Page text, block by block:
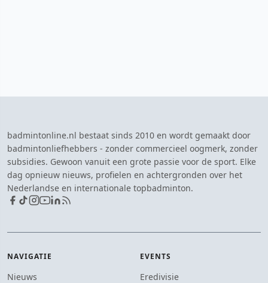
badmintonline.nl bestaat sinds 2010 en wordt gemaakt door
badmintonliefhebbers - zonder commercieel oogmerk, zonder
subsidies. Gewoon vanuit een grote passie voor de sport. Elke
dag opnieuw nieuws, profielen en achtergronden over het
Nederlandse en internationale topbadminton.
NAVIGATIE
Nieuws
EVENTS
Eredivisie